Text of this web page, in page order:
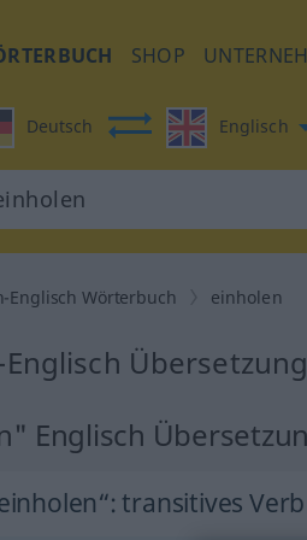
SHOP
Deutsch Englisch
Englisch Wörterbuch einholen
Englisch
: transitives Verb